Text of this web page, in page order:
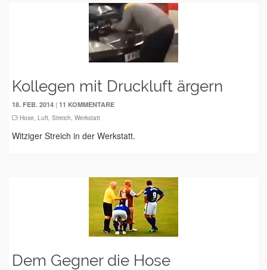
Kollegen mit Druckluft ärgern
18. FEB. 2014 | 11 KOMMENTARE
Hose, Luft, Streich, Werkstatt
Witziger Streich in der Werkstatt.
Dem Gegner die Hose